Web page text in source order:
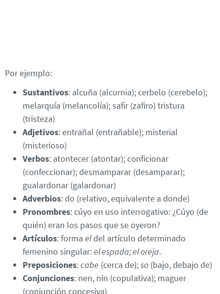
Por ejemplo:
Sustantivos: alcuña (alcurnia); cerbelo (cerebelo);
melarquía (melancolía); safir (zafiro) tristura
(tristeza)
Adjetivos: entrañal (entrañable); misterial
(misterioso)
Verbos: atontecer (atontar); conficionar
(confeccionar); desmamparar (desamparar);
gualardonar (galardonar)
Adverbios: do (relativo, equivalente a donde)
Pronombres: cúyo en uso interrogativo: ¿Cúyo (de
quién) eran los pasos que se oyeron?
Artículos: forma eldel artículo determinado
femenino singular:el espada; el oreja.
Preposiciones:cabe (cerca de);so (bajo, debajo de)
Conjunciones: nen, nin (copulativa); maguer
(conjunción concesiva)